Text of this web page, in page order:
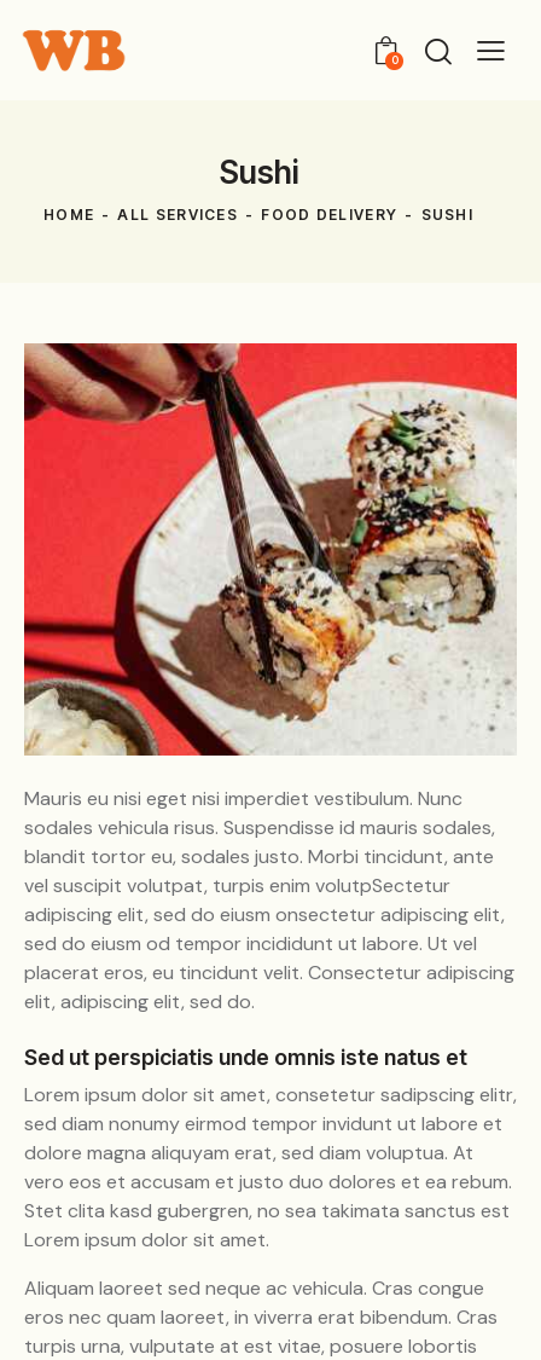
0
Sushi
HOME ALL SERVICES FOOD DELIVERY SUSHI
Mauris eu nisi eget nisi imperdiet vestibulum. Nunc
sodales vehicula risus. Suspendisse id mauris sodales,
blandit tortor eu, sodales justo. Morbi tincidunt, ante
vel suscipit volutpat, turpis enim volutpSectetur
adipiscing elit, sed do eiusm onsectetur adipiscing elit,
sed do eiusm od tempor incididunt ut labore. Ut vel
placerat eros, eu tincidunt velit. Consectetur adipiscing
elit, adipiscing elit, sed do.
Sed ut perspiciatis unde omnis iste natus et
Lorem ipsum dolor sit amet, consetetur sadipscing elitr,
sed diam nonumy eirmod tempor invidunt ut labore et
dolore magna aliquyam erat, sed diam voluptua. At
vero eos et accusam et justo duo dolores et ea rebum.
Stet clita kasd gubergren, no sea takimata sanctus est
Lorem ipsum dolor sit amet.
Aliquam laoreet sed neque ac vehicula. Cras congue
eros nec quam laoreet, in viverra erat bibendum. Cras
turpis urna, vulputate at est vitae, posuere lobortis